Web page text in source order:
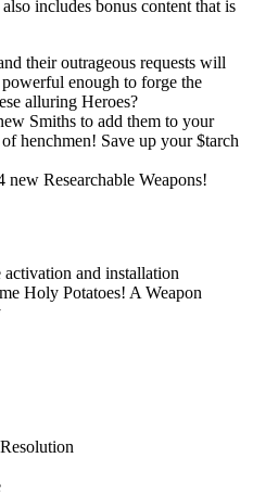
includes bonus content that is
their outrageous requests will
enough to forge the
alluring Heroes?
Smiths to add them to your
henchmen! Save up your $tarch
Researchable Weapons!
activation and installation
Holy Potatoes! A Weapon